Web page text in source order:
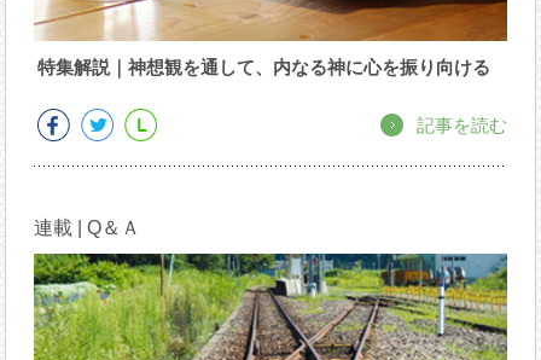
特集解説｜神想観を通して、内なる神に心を振り向ける
記事を読む
連載 | Q＆Ａ